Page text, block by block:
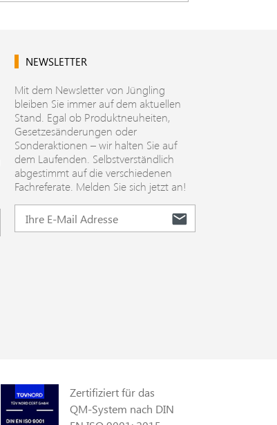
NEWSLETTER
Mit dem Newsletter von Jüngling
bleiben Sie immer auf dem aktuellen
Stand. Egal ob Produktneuheiten,
Gesetzesänderungen oder
Sonderaktionen – wir halten Sie auf
dem Laufenden. Selbstverständlich
abgestimmt auf die verschiedenen
Fachreferate. Melden Sie sich jetzt an!
Zertifiziert für das
QM-System nach DIN